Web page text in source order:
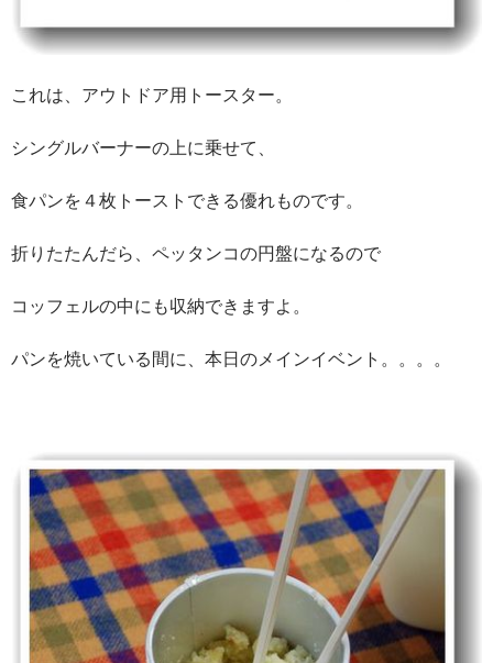
これは、アウトドア用トースター。
シングルバーナーの上に乗せて、
食パンを４枚トーストできる優れものです。
折りたたんだら、ペッタンコの円盤になるので
コッフェルの中にも収納できますよ。
パンを焼いている間に、本日のメインイベント。。。。